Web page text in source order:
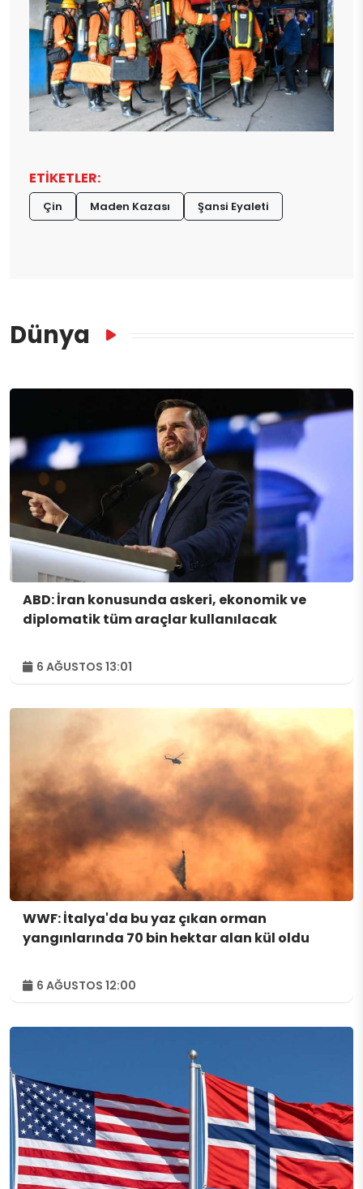
ETİKETLER:
Çin Maden Kazası Şansi Eyaleti
Dünya
ABD: İran konusunda askeri, ekonomik ve
diplomatik tüm araçlar kullanılacak
6 AĞUSTOS 13:01
WWF: İtalya'da bu yaz çıkan orman
yangınlarında 70 bin hektar alan kül oldu
6 AĞUSTOS 12:00